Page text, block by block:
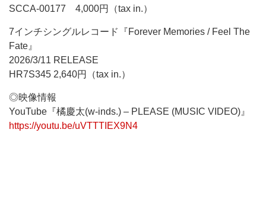
SCCA-00177 4,000円（tax in.）
7インチシングルレコード『Forever Memories / Feel The
Fate』
2026/3/11 RELEASE
HR7S345 2,640円（tax in.）
◎映像情報
YouTube『橘慶太(w-inds.) – PLEASE (MUSIC VIDEO)』
https://youtu.be/uVTTTIEX9N4